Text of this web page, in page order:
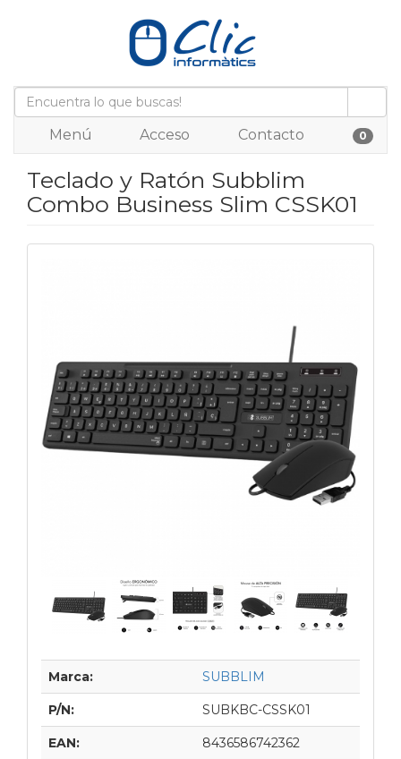
Menú Acceso Contacto 0
Teclado y Ratón Subblim
Combo Business Slim CSSK01
Marca: SUBBLIM
P/N: SUBKBC-CSSK01
EAN: 8436586742362